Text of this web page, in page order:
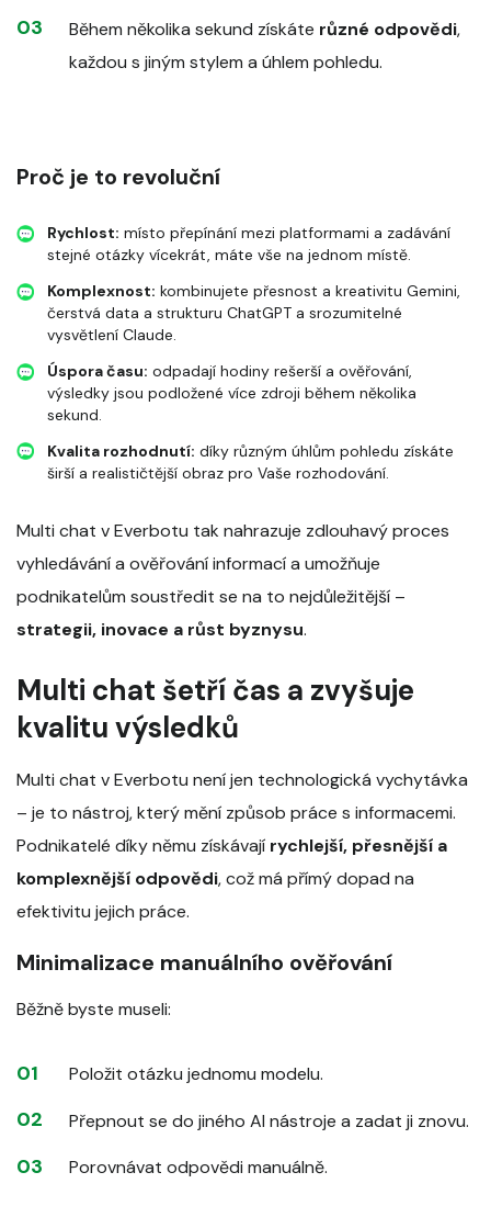
Během několika sekund získáte různé odpovědi,
každou s jiným stylem a úhlem pohledu.
Proč je to revoluční
Rychlost: místo přepínání mezi platformami a zadávání
stejné otázky vícekrát, máte vše na jednom místě.
Komplexnost: kombinujete přesnost a kreativitu Gemini,
čerstvá data a strukturu ChatGPT a srozumitelné
vysvětlení Claude.
Úspora času: odpadají hodiny rešerší a ověřování,
výsledky jsou podložené více zdroji během několika
sekund.
Kvalita rozhodnutí: díky různým úhlům pohledu získáte
širší a realističtější obraz pro Vaše rozhodování.
Multi chat v Everbotu tak nahrazuje zdlouhavý proces
vyhledávání a ověřování informací a umožňuje
podnikatelům soustředit se na to nejdůležitější –
strategii, inovace a růst byznysu.
Multi chat šetří čas a zvyšuje
kvalitu výsledků
Multi chat v Everbotu není jen technologická vychytávka
– je to nástroj, který mění způsob práce s informacemi.
Podnikatelé díky němu získávají rychlejší, přesnější a
komplexnější odpovědi, což má přímý dopad na
efektivitu jejich práce.
Minimalizace manuálního ověřování
Běžně byste museli:
Položit otázku jednomu modelu.
Přepnout se do jiného AI nástroje a zadat ji znovu.
Porovnávat odpovědi manuálně.